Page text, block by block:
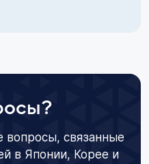
вопросы, связанные
в Японии, Корее и